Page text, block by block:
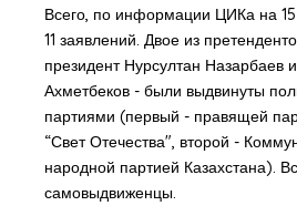
Всего, по информации ЦИКа на
11 заявлений. Двое из
президент Нурсултан
Ахметбеков - были выдвинуты
партиями (первый - правящей
“Свет Отечества", второй -
народной партией Казахстана).
самовыдвиженцы.